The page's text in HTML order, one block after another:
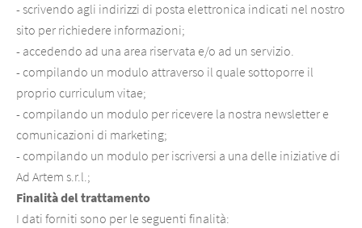
- scrivendo agli indirizzi di posta elettronica indicati nel nostro
sito per richiedere informazioni;
- accedendo ad una area riservata e/o ad un servizio.
- compilando un modulo attraverso il quale sottoporre il
proprio curriculum vitae;
- compilando un modulo per ricevere la nostra newsletter e
comunicazioni di marketing;
- compilando un modulo per iscriversi a una delle iniziative di
Ad Artem s.r.l.;
Finalità del trattamento
I dati forniti sono per le seguenti finalità: